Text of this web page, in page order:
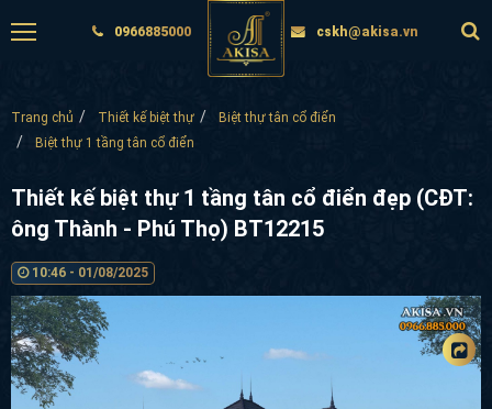
0966885000 cskh@akisa.vn
Trang chủ Thiết kế biệt thự
Biệt thự tân cổ điển
Biệt thự 1 tầng tân cổ điển
Thiết kế biệt thự 1 tầng tân cổ điển đẹp (CĐT:
ông Thành - Phú Thọ) BT12215
10:46 - 01/08/2025